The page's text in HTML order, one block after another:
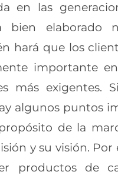
en las
bien elaborado
hará que los
importante
más exigentes.
algunos puntos
de la
y su visión. Por
productos de